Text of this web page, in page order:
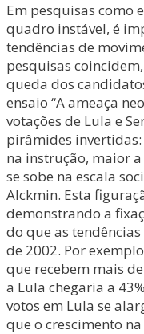
Em pesquisas como
quadro instável, é
tendências de
pesquisas
queda dos
ensaio “A ameaça
votações de Lula e
pirâmides invertidas:
na instrução, maior
se sobe na escala
Alckmin. Esta
demonstrando a
do que as
de 2002. Por
que recebem mais
a Lula chegaria a
votos em Lula se
que o crescimento na